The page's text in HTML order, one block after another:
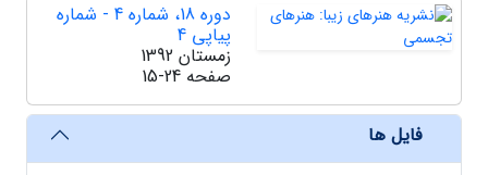
دوره 18، شماره 4 - شماره
پیاپی 4
زمستان 1392
صفحه 15-24
فایل ها